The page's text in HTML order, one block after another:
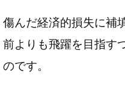
傷んだ経済的損失に補
前よりも飛躍を目指す
のです。